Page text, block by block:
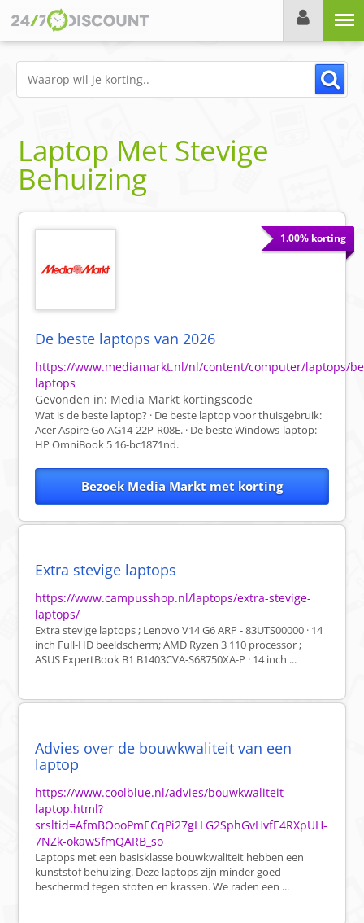
Laptop Met Stevige
Behuizing
1.00% korting
De beste laptops van 2026
https://www.mediamarkt.nl/nl/content/computer/laptops/
laptops
Gevonden in: Media Markt kortingscode
Wat is de beste laptop? · De beste laptop voor thuisgebruik:
Acer Aspire Go AG14-22P-R08E. · De beste Windows-laptop:
HP OmniBook 5 16-bc1871nd.
Bezoek Media Markt met korting
Extra stevige laptops
https://www.campusshop.nl/laptops/extra-stevige-
laptops/
Extra stevige laptops ; Lenovo V14 G6 ARP - 83UTS00000 · 14
inch Full-HD beeldscherm; AMD Ryzen 3 110 processor ;
ASUS ExpertBook B1 B1403CVA-S68750XA-P · 14 inch ...
Advies over de bouwkwaliteit van een
laptop
https://www.coolblue.nl/advies/bouwkwaliteit-
laptop.html?
srsltid=AfmBOooPmECqPi27gLLG2SphGvHvfE4RXpUH-
7NZk-okawSfmQARB_so
Laptops met een basisklasse bouwkwaliteit hebben een
kunststof behuizing. Deze laptops zijn minder goed
beschermd tegen stoten en krassen. We raden een ...